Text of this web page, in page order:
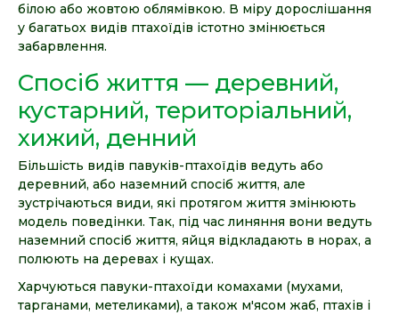
білою або жовтою облямівкою. В міру дорослішання
у багатьох видів птахоїдів істотно змінюється
забарвлення.
Спосіб життя — деревний,
кустарний, територіальний,
хижий, денний
Більшість видів павуків-птахоїдів ведуть або
деревний, або наземний спосіб життя, але
зустрічаються види, які протягом життя змінюють
модель поведінки. Так, під час линяння вони ведуть
наземний спосіб життя, яйця відкладають в норах, а
полюють на деревах і кущах.
Харчуються павуки-птахоїди комахами (мухами,
тарганами, метеликами), а також м'ясом жаб, птахів і